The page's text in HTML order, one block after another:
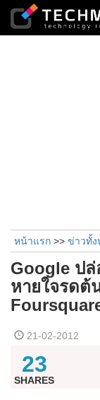
หน้าแรก >> ข่าวทั้ง
Google ป
หายใจรดต้
21-02-2012
23
SHARES